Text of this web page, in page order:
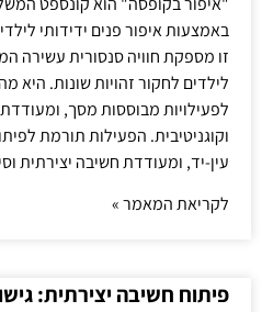
באמצעות איפור פנים ידידותי
זו מספקת חוויה סנסורית
לילדים לחקור זהויות שונות. היא
לפעילויות מבוססות מסך,
וקוגניטיבית. הפעילות תורמת
עין-יד, ומעודדת חשיבה יצירתית
לקריאת המאמר »
פיתוח חשיבה יצירתית: